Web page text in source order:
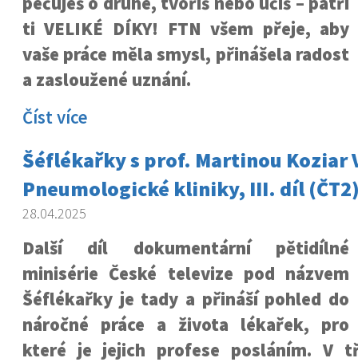
ti VELIKÉ DÍKY! FTN všem přeje, aby
vaše práce měla smysl, přinášela radost
a zasloužené uznání.
Číst více
Šéflékařky s prof. Martinou Koziar
Pneumologické kliniky, III. díl
28.04.2025
Další díl dokumentární pětidílné
minisérie České televize pod názvem
Šéflékařky je tady a přináší pohled do
náročné práce a života lékařek, pro
které je jejich profese posláním. V